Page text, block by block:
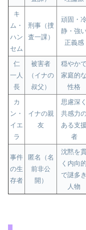
キ
ム・
ハン
セム
刑事（捜
査一課）
頑固・冷
静・強
正義感
仁
一人
長
被害者
（イナの
叔父）
穏やか
家庭的な
性格
カ
ン・
イエ
ラ
イナの親
友
思慮深く
共感力
ある支援
者
事件
の生
存者
匿名（名
前非公
開）
沈黙を
く内向的
で謎多き
人物